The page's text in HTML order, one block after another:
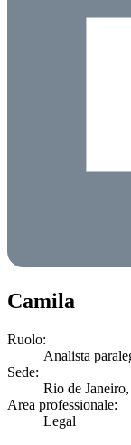
Camila
Ruolo:
Analista
Sede:
Rio de
Area professionale:
Legal